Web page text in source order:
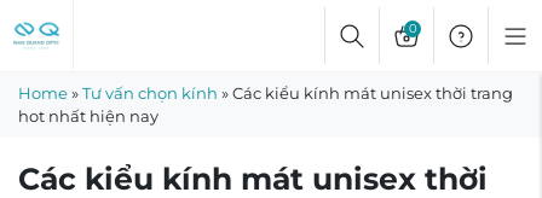
to
0
Home»Tư vấn chọn kính »Các kiểu kính mát unisex thời trang
hot nhất hiện nay
Các kiểu kính mát unisex thời